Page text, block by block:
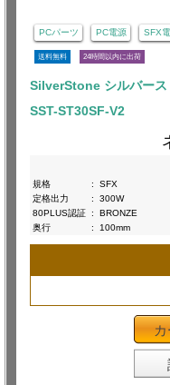
PCパーツ PC電源 SFX
送料無料 24時間以内に出荷
SilverStone シルバース
SST-ST30SF-V2
規格
:
SFX
定格出力
:
300W
80PLUS認証 :
BRONZE
奥行
: 100mm
カ